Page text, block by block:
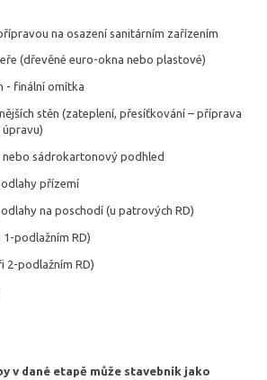
na osazení sanitárním zařízením
(dřevěné euro-okna nebo plastové)
- finální omítka
stěn (zateplení, přesíťkování – příprava
nebo sádrokartonový podhled
přízemí
na poschodí (u patrových RD)
podlažním RD)
2-podlažním RD)
v dané etapě může stavebník jako